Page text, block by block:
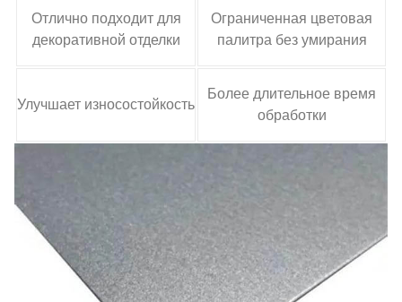
Отлично подходит для
декоративной отделки
Ограниченная цветовая
палитра без умирания
Улучшает износостойкость
Более длительное время
обработки